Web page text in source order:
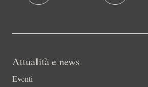
Attualità e news
Eventi